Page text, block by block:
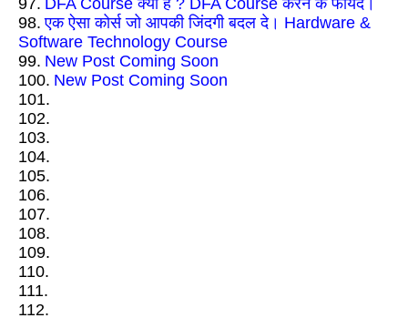
98. एक ऐसा कोर्स जो आपकी जिंदगी बदल दे। Hardware &
Software Technology Course
99. New Post Coming Soon
100. New Post Coming Soon
101.
102.
103.
104.
105.
106.
107.
108.
109.
110.
111.
112.